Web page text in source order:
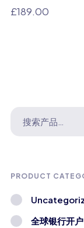
£189.00
PRODUCT
全球银行开户